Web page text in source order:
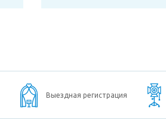
Выездная регистрация